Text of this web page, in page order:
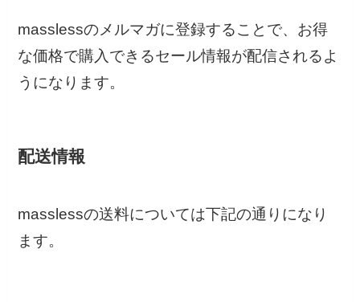
masslessのメルマガに登録することで、お得
な価格で購入できるセール情報が配信されるよ
うになります。
配送情報
masslessの送料については下記の通りになり
ます。